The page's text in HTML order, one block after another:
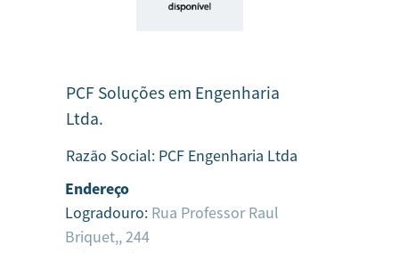
PCF Soluções em Engenharia
Ltda.
Razão Social: PCF Engenharia Ltda
Endereço
Logradouro: Rua Professor Raul
Briquet,, 244